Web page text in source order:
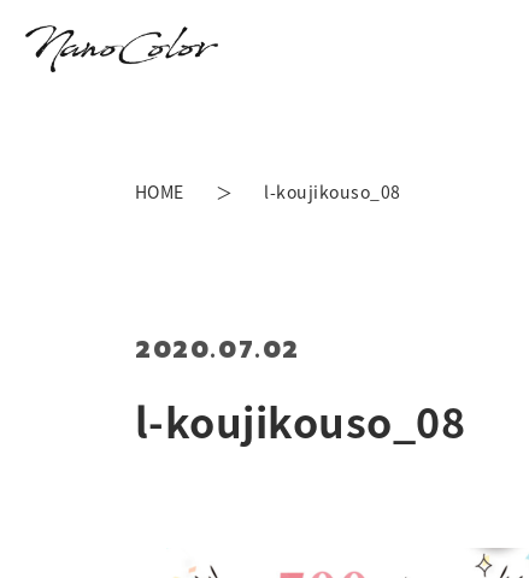
l-koujikouso_08
2020.07.02
HOME l-koujikouso_08